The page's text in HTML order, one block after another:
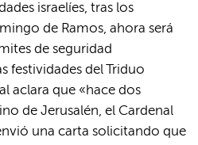
israelíes, tras los
de Ramos, ahora será
de seguridad
festividades del Triduo
aclara que «hace dos
de Jerusalén, el Cardenal
una carta solicitando que